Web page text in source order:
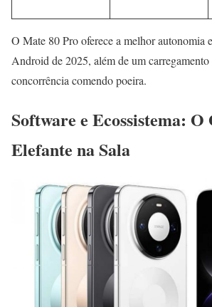
O Mate 80 Pro oferece a melhor autonomia
Android de 2025, além de um
concorrência comendo poeira.
Software e Ecossistema: O
Elefante na Sala